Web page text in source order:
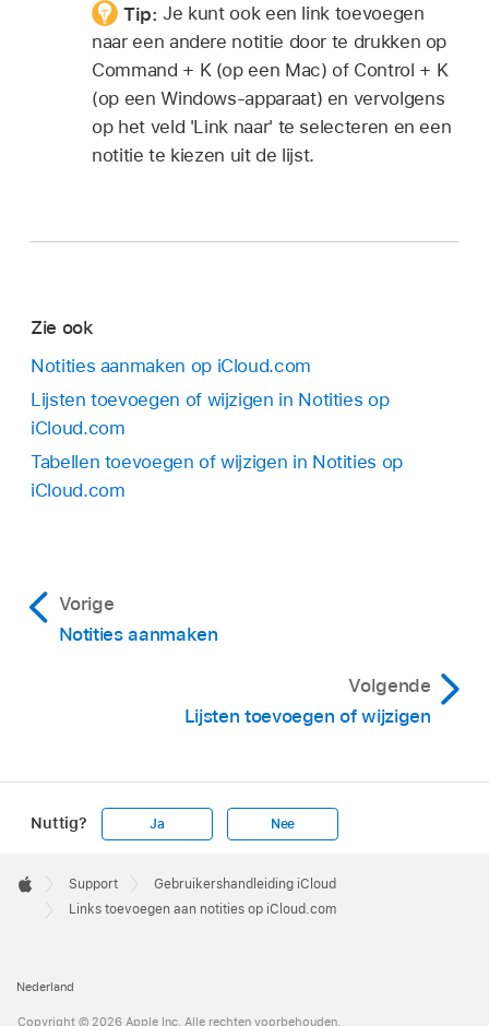
Tip:Je kunt ook een link toevoegen
naar een andere notitie door te drukken op
Command + K (op een Mac) of Control + K
(op een Windows-apparaat) en vervolgens
op het veld 'Link naar' te selecteren en een
notitie te kiezen uit de lijst.
Zie ook
Notities aanmaken op iCloud.com
Lijsten toevoegen of wijzigen in Notities op
iCloud.com
Tabellen toevoegen of wijzigen in Notities op
iCloud.com
Vorige
Notities aanmaken
Volgende
Lijsten toevoegen of wijzigen
Nuttig? Ja Nee
Footer

Apple
Support
Gebruikershandleiding iCloud
Links toevoegen aan notities op iCloud.com
Nederland
Copyright © 2026 Apple Inc. Alle rechten voorbehouden.